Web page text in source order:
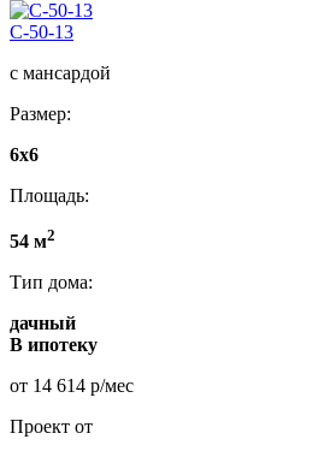
C-50-13
с мансардой
Размер:
6х6
Площадь:
54 м2
Тип дома:
дачный
В ипотеку
от 14 614 р/мес
Проект от